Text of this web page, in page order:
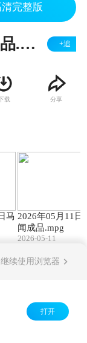
完整版
2025年11月03马边新闻成品.mpg +追
载 分享
马 2026年05月11日
闻成品.mpg
2026-05-11
继续使用浏览器
打开